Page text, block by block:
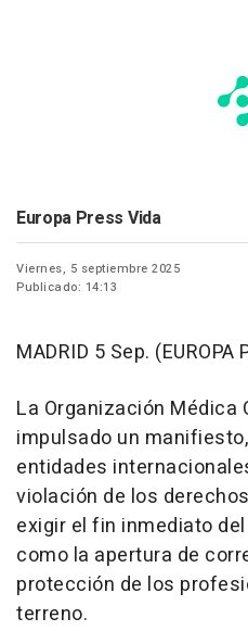
Europa Press Vida
Viernes, 5 septiembre 2025
Publicado: 14:13
MADRID 5 Sep. (EUROPA
La Organización Médica
impulsado un
entidades
violación de los
exigir el fin inmediato
como la apertura de
protección de los
terreno.